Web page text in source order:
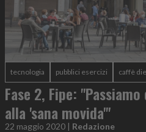
tecnologia pubblici esercizi caffè
Fase 2, Fipe:
alla 'sana movida'"
22 maggio 2020 | Redazione